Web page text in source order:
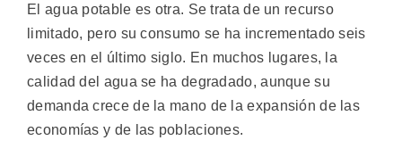
El agua potable es otra. Se trata de un recurso
limitado, pero su consumo se ha incrementado seis
veces en el último siglo. En muchos lugares, la
calidad del agua se ha degradado, aunque su
demanda crece de la mano de la expansión de las
economías y de las poblaciones.